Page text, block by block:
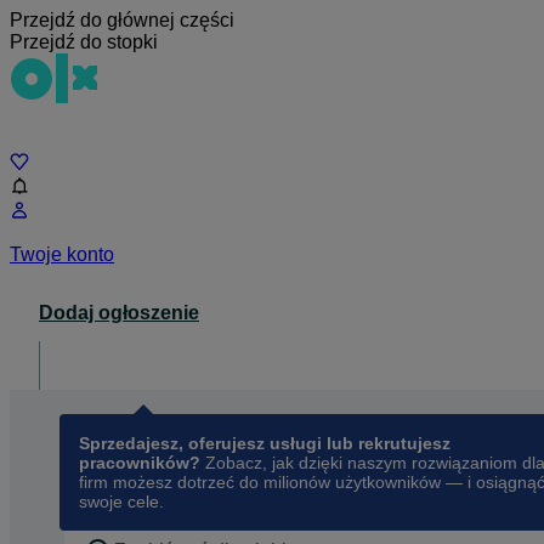
Przejdź do głównej części
Przejdź do stopki
Twoje konto
Dodaj ogłoszenie
Sprzedajesz, oferujesz usługi lub rekrutujesz
pracowników? Zobacz, jak dzięki naszym rozwiązaniom dla
firm możesz dotrzeć do milionów użytkowników — i osiągnąć
swoje cele.